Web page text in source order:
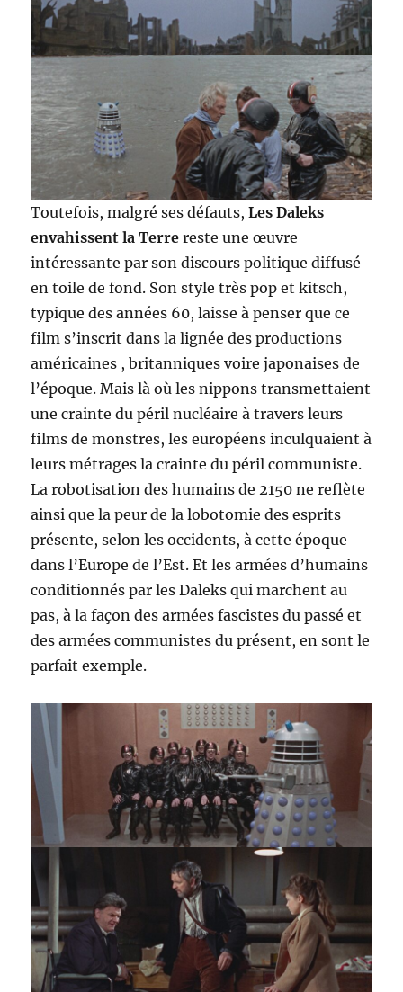
Toutefois, malgré ses défauts,Les Daleks
envahissent la Terre reste une œuvre
intéressante par son discours politique diffusé
en toile de fond. Son style très pop et kitsch,
typique des années 60, laisse à penser que ce
film s’inscrit dans la lignée des productions
américaines , britanniques voire japonaises de
l’époque. Mais là où les nippons transmettaient
une crainte du péril nucléaire à travers leurs
films de monstres, les européens inculquaient à
leurs métrages la crainte du péril communiste.
La robotisation des humains de 2150 ne reflète
ainsi que la peur de la lobotomie des esprits
présente, selon les occidents, à cette époque
dans l’Europe de l’Est. Et les armées d’humains
conditionnés par les Daleks qui marchent au
pas, à la façon des armées fascistes du passé et
des armées communistes du présent, en sont le
parfait exemple.